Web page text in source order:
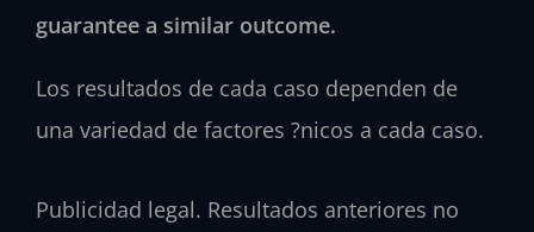
guarantee a similar outcome.
Los resultados de cada caso dependen de
una variedad de factores ?nicos a cada caso.
Publicidad legal. Resultados anteriores no